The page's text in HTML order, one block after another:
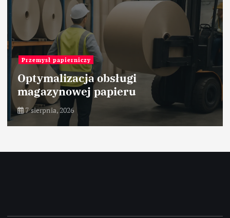
Przemysł cementowy
Charakterystyka surowców
marglistych stosowanych w
produkcji klinkieru
7 sierpnia, 2026